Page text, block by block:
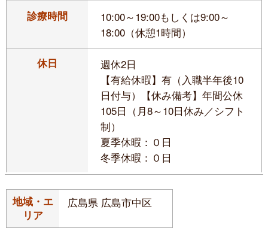
診療時間
10:00～19:00もしくは9:00～
18:00（休憩1時間）
休日
週休2日
【有給休暇】有（入職半年後10
日付与）【休み備考】年間公休
105日（月8～10日休み／シフト
制）
夏季休暇：０日
冬季休暇：０日
地域・エ
リア
広島県 広島市中区